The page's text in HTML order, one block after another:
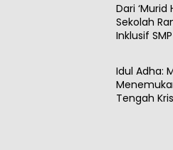
Dari ‘Murid
Sekolah
Inklusif
Opini
Idul Adha:
Tengah